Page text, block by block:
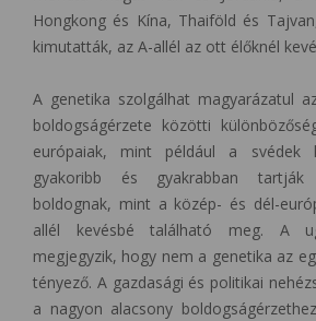
Hongkong és Kína, Thaiföld és
kimutatták, az A-allél az ott élőknél
A genetika szolgálhat magyarázatul
boldogságérzete közötti
európaiak, mint például a svédek
gyakoribb és gyakrabban tartják
boldognak, mint a közép- és dél-
allél kevésbé található meg. A
megjegyzik, hogy nem a genetika az
tényező. A gazdasági és politikai
a nagyon alacsony